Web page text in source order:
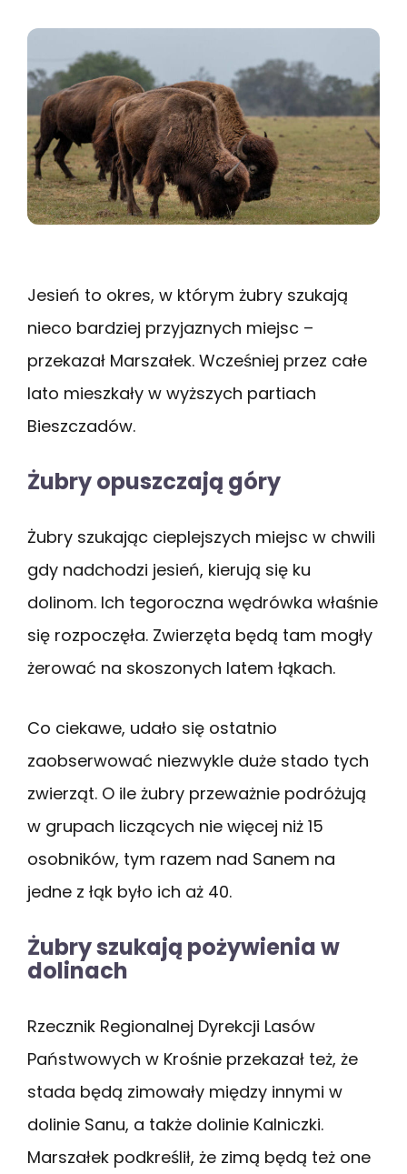
Jesień to okres, w którym żubry szukają
nieco bardziej przyjaznych miejsc –
przekazał Marszałek. Wcześniej przez całe
lato mieszkały w wyższych partiach
Bieszczadów.
Żubry opuszczają góry
Żubry szukając cieplejszych miejsc w chwili
gdy nadchodzi jesień, kierują się ku
dolinom. Ich tegoroczna wędrówka właśnie
się rozpoczęła. Zwierzęta będą tam mogły
żerować na skoszonych latem łąkach.
Co ciekawe, udało się ostatnio
zaobserwować niezwykle duże stado tych
zwierząt. O ile żubry przeważnie podróżują
w grupach liczących nie więcej niż 15
osobników, tym razem nad Sanem na
jedne z łąk było ich aż 40.
Żubry szukają pożywienia w
dolinach
Rzecznik Regionalnej Dyrekcji Lasów
Państwowych w Krośnie przekazał też, że
stada będą zimowały między innymi w
dolinie Sanu, a także dolinie Kalniczki.
Marszałek podkreślił, że zimą będą też one